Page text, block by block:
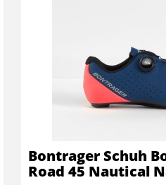
Bontrager Schuh
Road 45 Nautical